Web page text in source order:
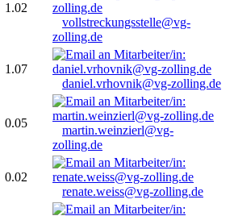
1.02
vollstreckungsstelle@vg-
zolling.de
1.07
daniel.vrhovnik@vg-zolling.de
0.05
martin.weinzierl@vg-
zolling.de
0.02
renate.weiss@vg-zolling.de